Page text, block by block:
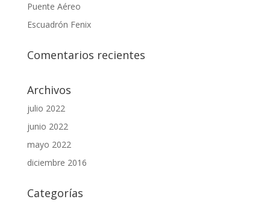
Puente Aéreo
Escuadrón Fenix
Comentarios recientes
Archivos
julio 2022
junio 2022
mayo 2022
diciembre 2016
Categorías